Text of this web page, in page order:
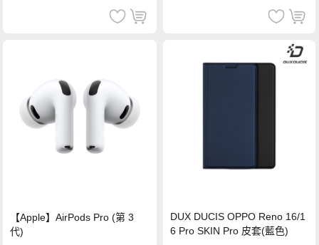
【Apple】AirPods Pro (第 3
代)
DUX DUCIS OPPO Reno 16/1
6 Pro SKIN Pro 皮套(藍色)